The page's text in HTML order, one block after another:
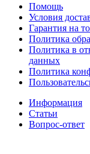
Помощь
Условия
Гарантия на
Политика
Политика в
данных
Политика
Информация
Статьи
Вопрос-ответ